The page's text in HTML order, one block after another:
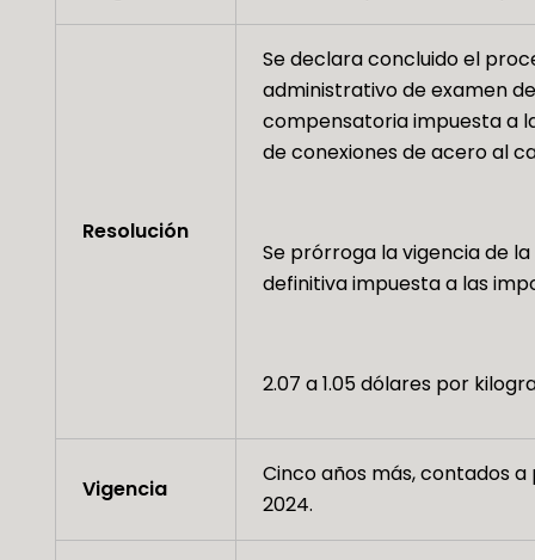
Resolución
Se declara concluido el
administrativo de examen
compensatoria impuesta a
de conexiones de acero al
Se prórroga la vigencia de
definitiva impuesta a las
2.07 a 1.05 dólares por
Vigencia
Cinco años más, contados
2024.